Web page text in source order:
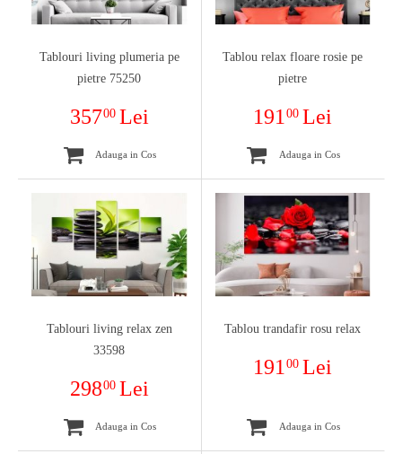
Tablouri living plumeria pe
pietre 75250
35700 Lei
Adauga in Cos
Tablou relax floare rosie pe
pietre
191 00Lei
Adauga in Cos
Tablouri living relax zen
33598
29800 Lei
Adauga in Cos
Tablou trandafir rosu relax
191 00Lei
Adauga in Cos